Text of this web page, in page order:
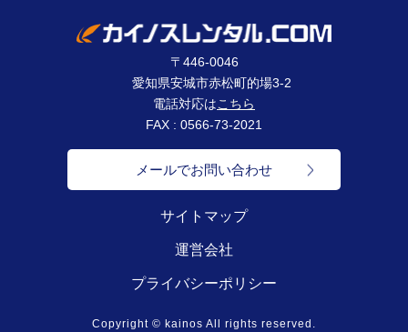
〒446-0046
愛知県安城市赤松町的場3-2
電話対応はこちら
FAX : 0566-73-2021
メールでお問い合わせ
サイトマップ
運営会社
プライバシーポリシー
Copyright © kainos All rights reserved.